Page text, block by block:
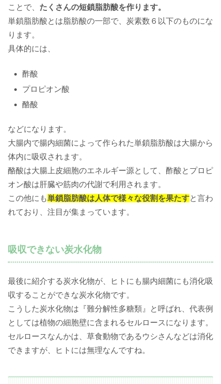
ことで、 たくさんの短鎖脂肪酸を作ります。
単鎖脂肪酸とは脂肪酸の一部で、炭素数６以下のものにな
ります。
具体的には、
酢酸
プロピオン酸
酪酸
などになります。
大腸内で腸内細菌によって作られた単鎖脂肪酸は大腸から
体内に吸収されます。
酪酸は大腸上皮細胞のエネルギー源として、酢酸とプロピ
オン酸は肝臓や筋肉の代謝で利用されます。
この他にも単鎖脂肪酸は人体で様々な役割を果たすと言わ
れており、注目が集まっています。
吸収できない炭水化物
最後に紹介する炭水化物が、ヒトにも腸内細菌にも消化吸
収することができな炭水化物です。
こうした炭水化物は『難分解性多糖類』と呼ばれ、代表例
としては植物の細胞壁に含まれるセルロースになります。
セルロースなんかは、草食動物であるウシさんなどは消化
できますが、ヒトには無理なんですね。